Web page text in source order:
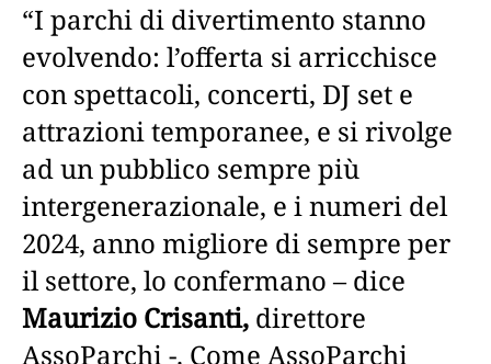
“I parchi di divertimento stanno
evolvendo: l’offerta si arricchisce
con spettacoli, concerti, DJ set e
attrazioni temporanee, e si rivolge
ad un pubblico sempre più
intergenerazionale, e i numeri del
2024, anno migliore di sempre per
il settore, lo confermano – dice
Maurizio Crisanti, direttore
AssoParchi -. Come AssoParchi